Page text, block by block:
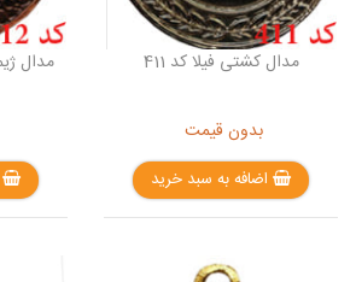
مدال کشتی فیلا کد 411
بدون قیمت
اضافه به سبد خرید
مدال